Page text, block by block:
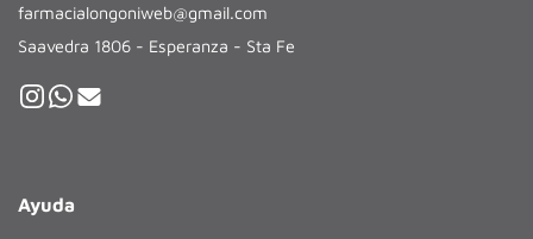
farmacialongoniweb@gmail.com
Saavedra 1806 - Esperanza - Sta Fe
Ayuda